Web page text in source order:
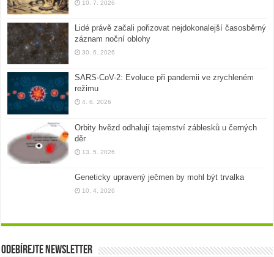
10. 7. 2026
Lidé právě začali pořizovat nejdokonalejší časosběrný
záznam noční oblohy
30. 6. 2026
SARS-CoV-2: Evoluce při pandemii ve zrychleném
režimu
4. 6. 2026
Orbity hvězd odhalují tajemství záblesků u černých
děr
13. 5. 2026
Geneticky upravený ječmen by mohl být trvalka
10. 4. 2026
Odebírejte newsletter